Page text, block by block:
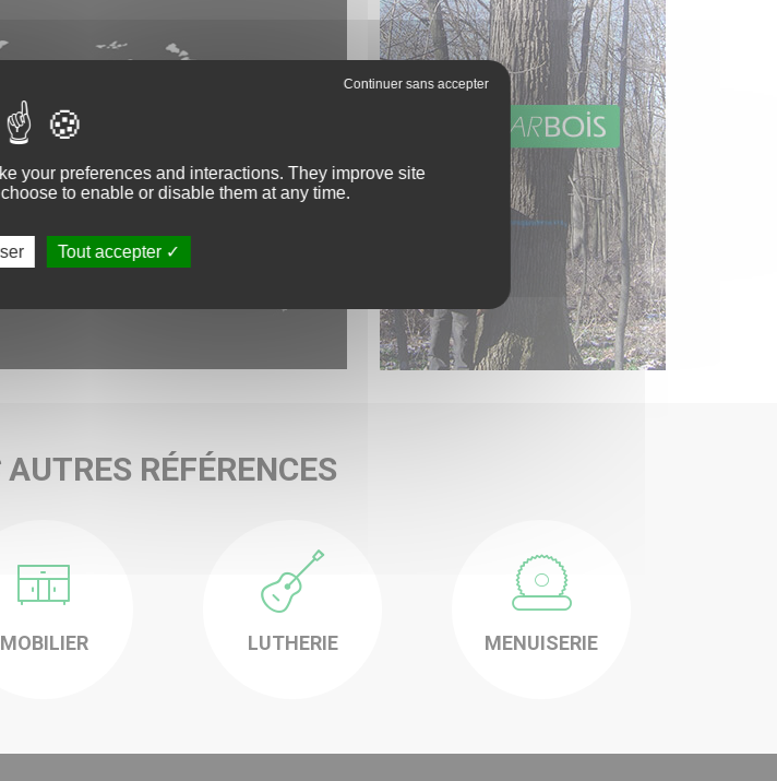
AUTRES RÉFÉRENCES
MOBILIER LUTHERIE MENUISERIE
your preferences and interactions. They improve site
to enable or disable them at any time.
Tout accepter